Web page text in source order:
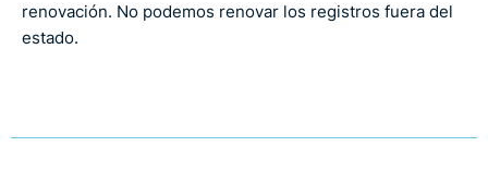
renovación. No podemos renovar los registros fuera del
estado.